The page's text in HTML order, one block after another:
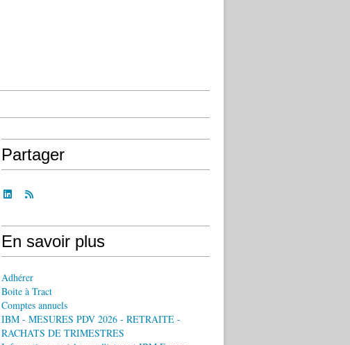
Partager
En savoir plus
Adhérer
Boite à Tract
Comptes annuels
IBM - MESURES PDV 2026 - RETRAITE -
RACHATS DE TRIMESTRES